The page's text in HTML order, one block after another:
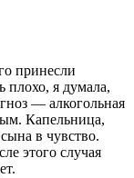
принесли
плохо, я думала,
— алкогольная
Капельница,
в чувство.
этого случая